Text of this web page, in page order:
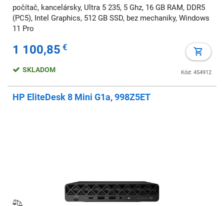
počítač, kancelársky, Ultra 5 235, 5 Ghz, 16 GB RAM, DDR5
(PC5), Intel Graphics, 512 GB SSD, bez mechaniky, Windows
11 Pro
1 100,85 €
Kód: 454912
SKLADOM
HP EliteDesk 8 Mini G1a, 998Z5ET